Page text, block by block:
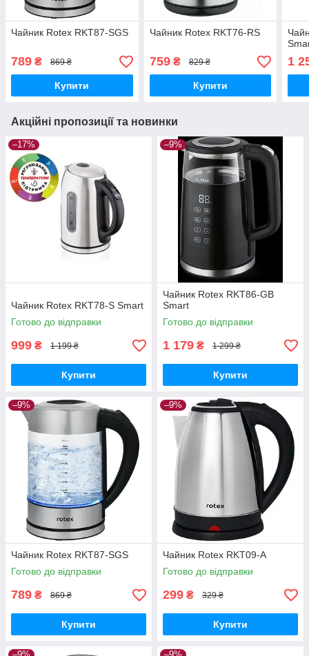
Чайник Rotex RKT87-SGS
789 ₴ 869 ₴
Купити
Чайник Rotex RKT76-RS
759₴ 829 ₴
Купити
1
Акційні пропозиції та новинки
–17%
Чайник Rotex RKT78-S Smart
Готово до відправки
999 ₴ 1 199 ₴
Купити
–9%
Чайник Rotex RKT86-GB
Smart
Готово до відправки
1 179 ₴ 1 299 ₴
Купити
–9%
Чайник Rotex RKT87-SGS
Готово до відправки
789 ₴ 869 ₴
Купити
–9%
Чайник Rotex RKT09-A
Готово до відправки
299 ₴ 329 ₴
Купити